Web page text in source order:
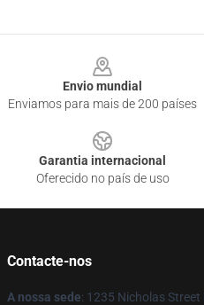
Envio mundial
Enviamos para mais de 200 países
Garantia internacional
Oferecido no país de uso
Contacte-nos
A nossa sede: 1235 Nicholas